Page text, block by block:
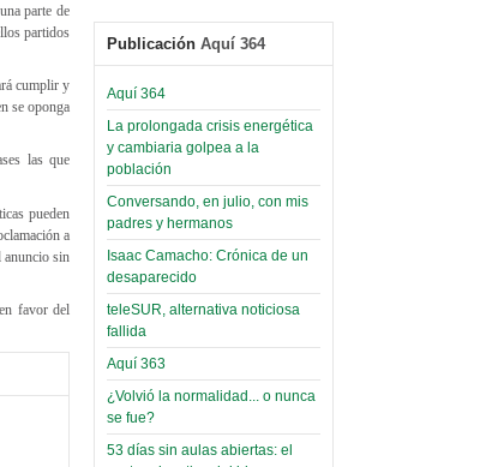
parte de
partidos
cumplir y
se oponga
las que
pueden
a
anuncio sin
favor del
certificados por apoyo al
Séptimo Encuentro de
Sábado, 14 Octubre 2023
Leer Más...
Trabajo Social de la UMSA
volverá a las urnas para elegir a
su directora
Sábado, 14 Octubre 2023
Leer Más...
Candidatos del MAS se
presentarán en la UMSA
Jueves, 14 Septiembre 2023
Leer Más...
Carrera de Geografía realiza
Segundo Congreso Nacional
Viernes, 14 Octubre 2022
y esconder la
mano
El Infamatorio
Jueves, 10 Diciembre 2020
Read more...
Infierno Covid
parte VI:
Gabinete de
Áñez se atribuye
construcción de
hospitales
prefabricados en
la que no tuvo
participación;
más de 24 horas
Publicación Aquí 364
Aquí 364
La prolongada crisis energética
y cambiaria golpea a la
población
Conversando, en julio, con mis
padres y hermanos
Isaac Camacho: Crónica de un
desaparecido
teleSUR, alternativa noticiosa
fallida
Aquí 363
¿Volvió la normalidad... o nunca
se fue?
53 días sin aulas abiertas: el